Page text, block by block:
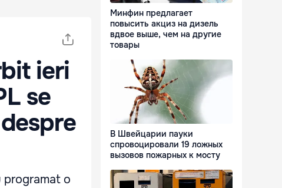
ieri
se
programat o
Минфин предлагает
повысить акциз на дизель
вдвое выше, чем на другие
товары
В Швейцарии пауки
спровоцировали 19 ложных
вызовов пожарных к мосту